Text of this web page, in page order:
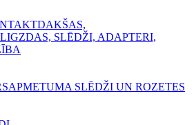
SLĒDŽI, ADAPTERI,
SLĒDŽI UN ROZETES